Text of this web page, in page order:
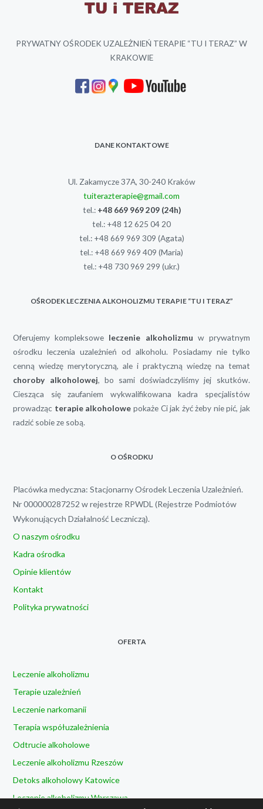
PRYWATNY OŚRODEK UZALEŻNIEŃ TERAPIE “TU I TERAZ” W
KRAKOWIE
DANE KONTAKTOWE
Ul. Zakamycze 37A, 30-240 Kraków
tuiterazterapie@gmail.com
tel.: +48 669 969 209(24h)
tel.: +48 12 625 04 20
tel.: +48 669 969 309 (Agata)
tel.: +48 669 969 409 (Maria)
tel.: +48 730 969 299 (ukr.)
OŚRODEK LECZENIA ALKOHOLIZMU TERAPIE “TU I TERAZ”
Oferujemy kompleksowe leczenie alkoholizmu w prywatnym
ośrodku leczenia uzależnień od alkoholu. Posiadamy nie tylko
cenną wiedzę merytoryczną, ale i praktyczną wiedzę na temat
choroby alkoholowej, bo sami doświadczyliśmy jej skutków.
Ciesząca się zaufaniem wykwalifikowana kadra specjalistów
prowadząc terapie alkoholowe pokaże Ci jak żyć żeby nie pić, jak
radzić sobie ze sobą.
O OŚRODKU
Placówka medyczna: Stacjonarny Ośrodek Leczenia Uzależnień.
Nr 000000287252 w rejestrze RPWDL (Rejestrze Podmiotów
Wykonujących Działalność Leczniczą).
O naszym ośrodku
Kadra ośrodka
Opinie klientów
Kontakt
Polityka prywatności
OFERTA
Leczenie alkoholizmu
Terapie uzależnień
Leczenie narkomanii
Terapia współuzależnienia
Odtrucie alkoholowe
Leczenie alkoholizmu Rzeszów
Detoks alkoholowy Katowice
Leczenie alkoholizmu Warszawa